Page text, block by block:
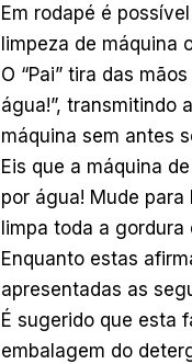
Em rodapé é
limpeza de máquina
O “Pai” tira das
água!”, transmitindo
máquina sem antes
Eis que a máquina
por água! Mude
limpa toda a gordura
Enquanto estas
apresentadas as
É sugerido que esta
embalagem do